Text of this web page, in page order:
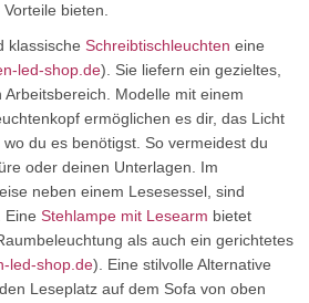
bieten.
klassische Schreibtischleuchten eine
led-shop.de). Sie liefern ein gezieltes,
Modelle mit einem
ermöglichen es dir, das Licht
du es benötigst. So vermeidest du
oder deinen Unterlagen. Im
neben einem Lesesessel, sind
Eine Stehlampe mit Lesearm bietet
als auch ein gerichtetes
led-shop.de). Eine stilvolle Alternative
Leseplatz auf dem Sofa von oben